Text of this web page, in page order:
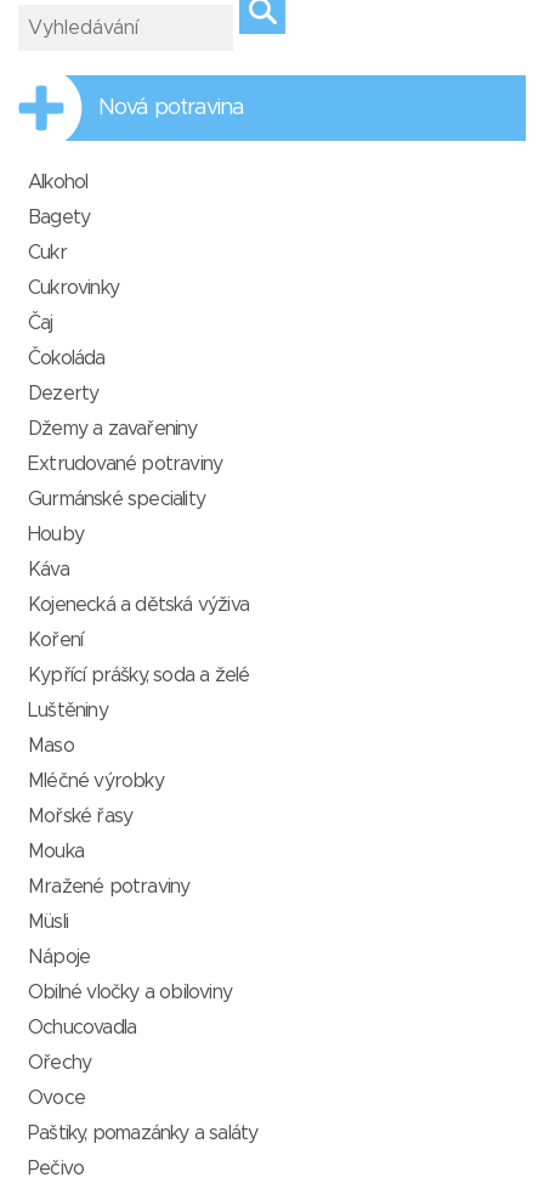
Nová potravina
Alkohol
Bagety
Cukr
Cukrovinky
Čaj
Čokoláda
Dezerty
Džemy a zavařeniny
Extrudované potraviny
Gurmánské speciality
Houby
Káva
Kojenecká a dětská výživa
Koření
Kypřící prášky, soda a želé
Luštěniny
Maso
Mléčné výrobky
Mořské řasy
Mouka
Mražené potraviny
Müsli
Nápoje
Obilné vločky a obiloviny
Ochucovadla
Ořechy
Ovoce
Paštiky, pomazánky a saláty
Pečivo